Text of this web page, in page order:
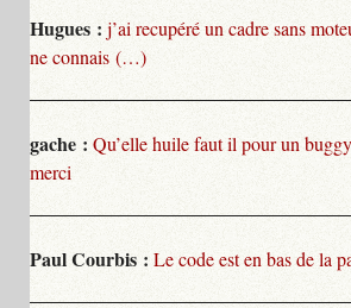
Hugues : j’ai recupéré un cadre sans
ne connais (…)
gache : Qu’elle huile faut il pour un
merci
Paul Courbis : Le code est en bas de la